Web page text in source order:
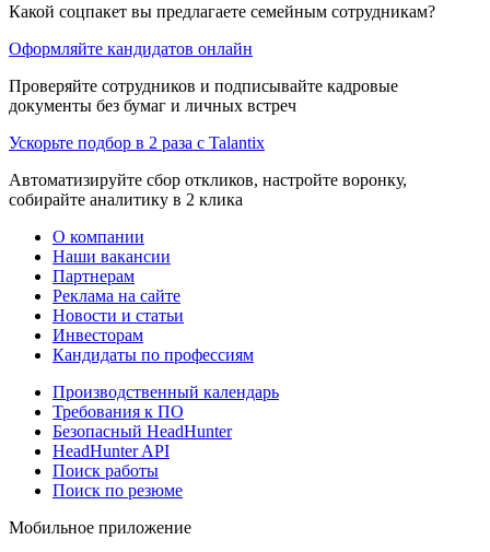
Какой соцпакет вы предлагаете семейным сотрудникам?
Оформляйте кандидатов онлайн
Проверяйте сотрудников и подписывайте кадровые
документы без бумаг и личных встреч
Ускорьте подбор в 2 раза с Talantix
Автоматизируйте сбор откликов, настройте воронку,
собирайте аналитику в 2 клика
О компании
Наши вакансии
Партнерам
Реклама на сайте
Новости и статьи
Инвесторам
Кандидаты по профессиям
Производственный календарь
Требования к ПО
Безопасный HeadHunter
HeadHunter API
Поиск работы
Поиск по резюме
Мобильное приложение